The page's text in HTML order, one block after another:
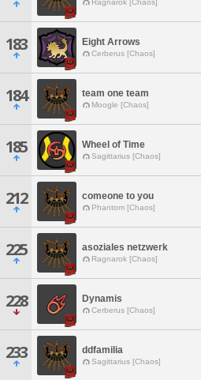
Ragnarok [Chaos]
183 Eight Arrows
Cerberus [Chaos]
184 team one team
Moogle [Chaos]
185 Wheel of Time
Sagittarius [Chaos]
212 comeone to you
Phantom [Chaos]
225 asoziales netzwerk
Ragnarok [Chaos]
228 Dynamis
Cerberus [Chaos]
233 ddfamilia
Sagittarius [Chaos]